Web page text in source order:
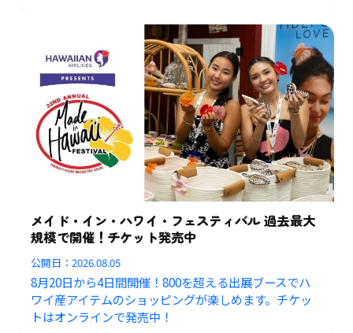
メイド・イン・ハワイ・フェスティバル 過去最大
規模で開催！チケット発売中
公開日：2026.08.05
8月20日から4日間開催！800を超える出展ブースでハ
ワイ産アイテムのショッピングが楽しめます。チケッ
トはオンラインで発売中！